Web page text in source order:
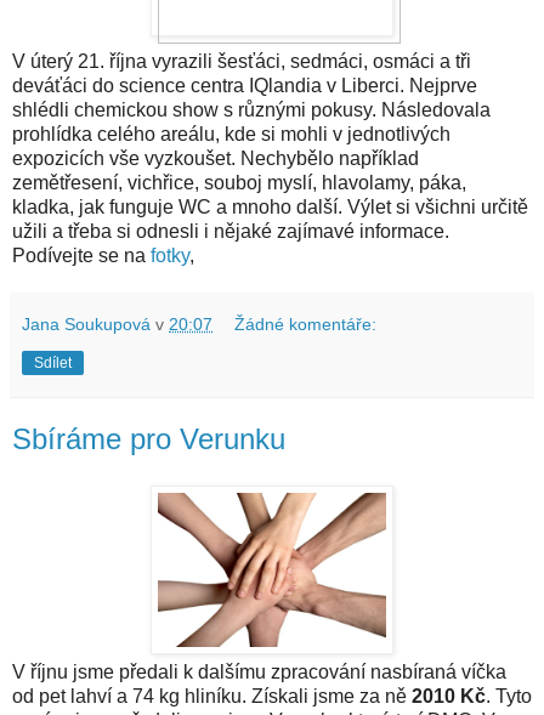
V úterý 21. října vyrazili šesťáci, sedmáci, osmáci a tři
deváťáci do science centra IQlandia v Liberci. Nejprve
shlédli chemickou show s různými pokusy. Následovala
prohlídka celého areálu, kde si mohli v jednotlivých
expozicích vše vyzkoušet. Nechybělo například
zemětřesení, vichřice, souboj myslí, hlavolamy, páka,
kladka, jak funguje WC a mnoho další. Výlet si všichni určitě
užili a třeba si odnesli i nějaké zajímavé informace.
Podívejte se na fotky,
Jana Soukupová v 20:07 Žádné komentáře:
Sdílet
Sbíráme pro Verunku
V říjnu jsme předali k dalšímu zpracování nasbíraná víčka
od pet lahví a 74 kg hliníku. Získali jsme za ně 2010 Kč. Tyto